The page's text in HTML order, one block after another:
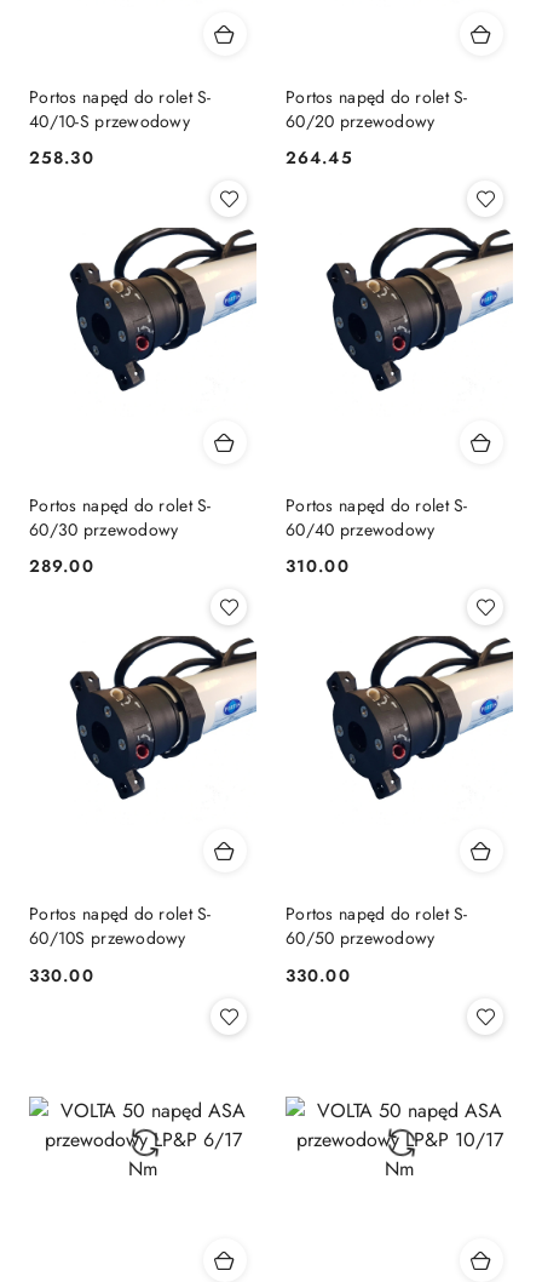
Portos napęd do rolet S-
40/10-S przewodowy
Cena:
258.30
Portos napęd do rolet S-
60/20 przewodowy
Cena:
264.45
Portos napęd do rolet S-
60/30 przewodowy
Cena:
289.00
Portos napęd do rolet S-
60/40 przewodowy
Cena:
310.00
Portos napęd do rolet S-
60/10S przewodowy
Cena:
330.00
Portos napęd do rolet S-
60/50 przewodowy
Cena:
330.00